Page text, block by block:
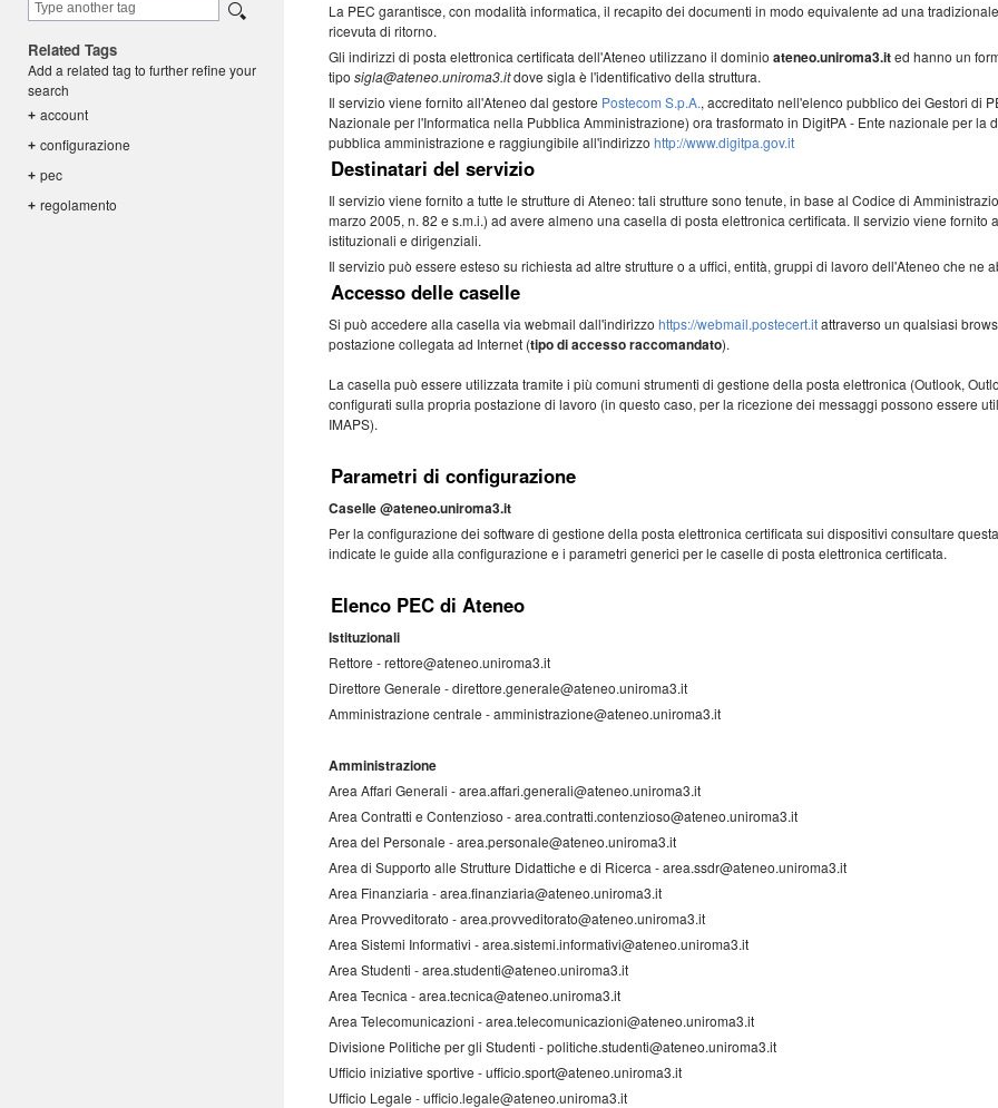
Related Tags
Add a related tag to further refine your
search
+ account
+ configurazione
+ pec
+ regolamento
La PEC garantisce, con modalità informatica, il recapito dei documenti in modo equivalente ad una
ricevuta di ritorno.
Gli indirizzi di posta elettronica certificata dell'Ateneo utilizzano il dominio ateneo.uniroma3.ited hanno un
tipo sigla@ateneo.uniroma3.itdove sigla è l'identificativo della struttura.
Il servizio viene fornito all'Ateneo dal gestore Postecom S.p.A., accreditato nell'elenco pubblico dei Gestori di
Nazionale per l'Informatica nella Pubblica Amministrazione) ora trasformato in DigitPA - Ente nazionale per la
pubblica amministrazione e raggiungibile all'indirizzo http://www.digitpa.gov.it
Destinatari del servizio
Il servizio viene fornito a tutte le strutture di Ateneo: tali strutture sono tenute, in base al Codice di
marzo 2005, n. 82 e s.m.i.) ad avere almeno una casella di posta elettronica certificata. Il servizio viene fornito
istituzionali e dirigenziali.
Il servizio può essere esteso su richiesta ad altre strutture o a uffici, entità, gruppi di lavoro dell'Ateneo che ne
Accesso delle caselle
Si può accedere alla casella via webmail dall'indirizzo https://webmail.postecert.itattraverso un qualsiasi
postazione collegata ad Internet (tipo di accesso raccomandato).
La casella può essere utilizzata tramite i più comuni strumenti di gestione della posta elettronica (Outlook,
configurati sulla propria postazione di lavoro (in questo caso, per la ricezione dei messaggi possono essere
IMAPS).
Parametri di configurazione
Caselle @ateneo.uniroma3.it
Per la configurazione dei software di gestione della posta elettronica certificata sui dispositivi consultare questa
indicate le guide alla configurazione e i parametri generici per le caselle di posta elettronica certificata.
Elenco PEC di Ateneo
Istituzionali
Rettore - rettore@ateneo.uniroma3.it
Direttore Generale - direttore.generale@ateneo.uniroma3.it
Amministrazione centrale - amministrazione@ateneo.uniroma3.it
Amministrazione
Area Affari Generali - area.affari.generali@ateneo.uniroma3.it
Area Contratti e Contenzioso - area.contratti.contenzioso@ateneo.uniroma3.it
Area del Personale - area.personale@ateneo.uniroma3.it
Area di Supporto alle Strutture Didattiche e di Ricerca - area.ssdr@ateneo.uniroma3.it
Area Finanziaria - area.finanziaria@ateneo.uniroma3.it
Area Provveditorato - area.provveditorato@ateneo.uniroma3.it
Area Sistemi Informativi - area.sistemi.informativi@ateneo.uniroma3.it
Area Studenti - area.studenti@ateneo.uniroma3.it
Area Tecnica - area.tecnica@ateneo.uniroma3.it
Area Telecomunicazioni - area.telecomunicazioni@ateneo.uniroma3.it
Divisione Politiche per gli Studenti - politiche.studenti@ateneo.uniroma3.it
Ufficio iniziative sportive - ufficio.sport@ateneo.uniroma3.it
Ufficio Legale - ufficio.legale@ateneo.uniroma3.it